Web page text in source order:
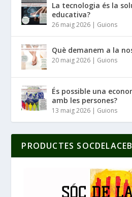
La tecnologia és la
educativa?
26 maig 2026 | Guions
Què demanem a la
20 maig 2026 | Guions
És possible una
amb les persones?
13 maig 2026 | Guions
PRODUCTES